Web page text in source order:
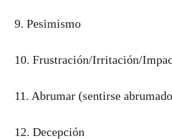
9. Pesimismo
10. Frustración/Irritación/
11. Abrumar (sentirse
12. Decepción